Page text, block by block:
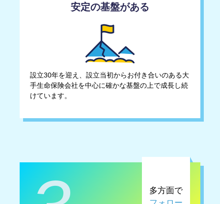
安定の基盤がある
設立30年を迎え、設立当初からお付き合いのある大
手生命保険会社を中心に確かな基盤の上で成長し続
けています。
多方面で